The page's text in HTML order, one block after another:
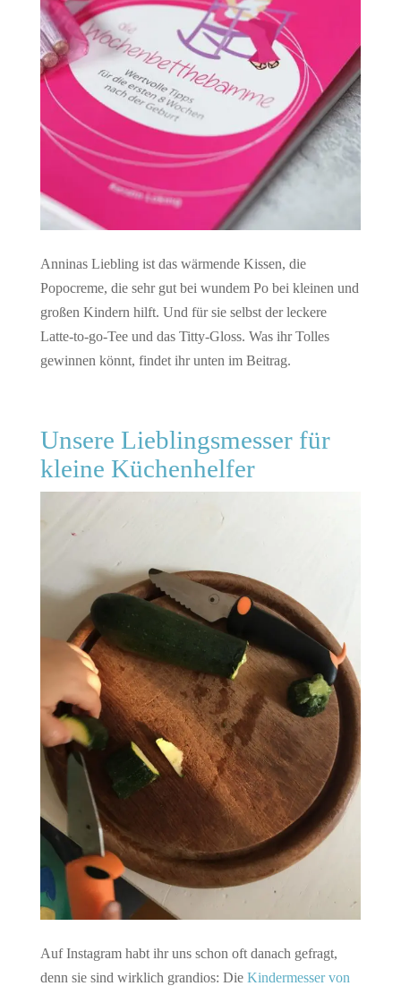
Anninas Liebling ist das wärmende Kissen, die
Popocreme, die sehr gut bei wundem Po bei kleinen und
großen Kindern hilft. Und für sie selbst der leckere
Latte-to-go-Tee und das Titty-Gloss. Was ihr Tolles
gewinnen könnt, findet ihr unten im Beitrag.
Unsere Lieblingsmesser für
kleine Küchenhelfer
Auf Instagram habt ihr uns schon oft danach gefragt,
denn sie sind wirklich grandios: Die Kindermesser von